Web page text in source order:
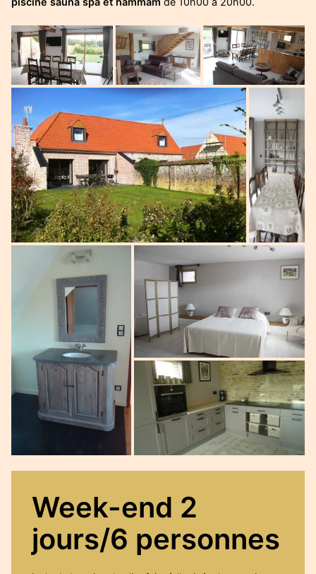
Week-end 2
jours/6 personnes